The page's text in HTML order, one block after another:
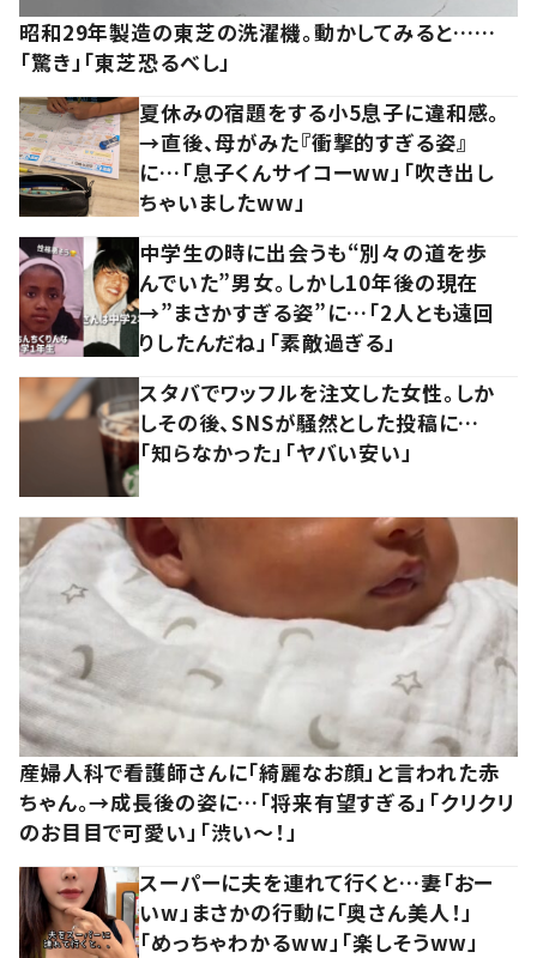
昭和29年製造の東芝の洗濯機。動かしてみると……
「驚き」「東芝恐るべし」
夏休みの宿題をする小5息子に違和感。
→直後、母がみた『衝撃的すぎる姿』
に…「息子くんサイコーww」「吹き出し
ちゃいましたww」
中学生の時に出会うも“別々の道を歩
んでいた”男女。しかし10年後の現在
→”まさかすぎる姿”に…「2人とも遠回
りしたんだね」「素敵過ぎる」
スタバでワッフルを注文した女性。しか
しその後、SNSが騒然とした投稿に…
「知らなかった」「ヤバい安い」
産婦人科で看護師さんに「綺麗なお顔」と言われた赤
ちゃん。→成長後の姿に…「将来有望すぎる」「クリクリ
のお目目で可愛い」「渋い～！」
スーパーに夫を連れて行くと…妻「おー
いw」まさかの行動に「奥さん美人！」
「めっちゃわかるww」「楽しそうww」